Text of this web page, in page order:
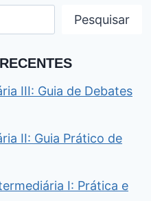
Pesquisar
III: Guia de Debates
II: Guia Prático de
I: Prática e